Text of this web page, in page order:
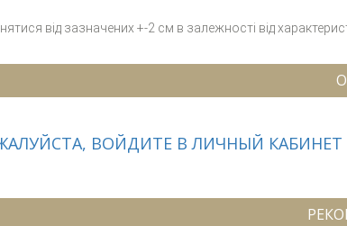
від зазначених +-2 см в залежності від
ВОЙДИТЕ В ЛИЧНЫЙ КАБИНЕТ